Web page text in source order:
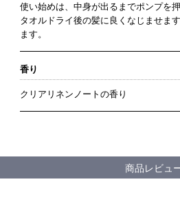
使い始めは、中身が出るまでポンプを
タオルドライ後の髪に良くなじませま
ます。
香り
クリアリネンノートの香り
商品レビュ